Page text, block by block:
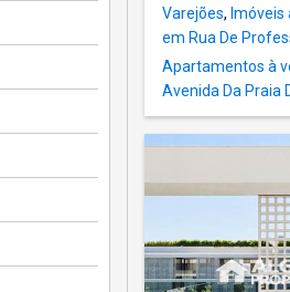
Varejões,
em Rua De
Apartamentos à
Avenida Da Praia